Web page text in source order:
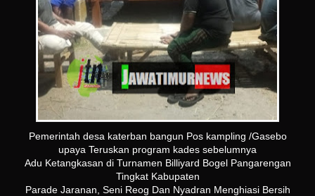
Pemerintah desa katerban bangun Pos kampling /Gasebo
upaya Teruskan program kades sebelumnya
Adu Ketangkasan di Turnamen Billiyard Bogel Pangarengan
Tingkat Kabupaten
Parade Jaranan, Seni Reog Dan Nyadran Menghiasi Bersih